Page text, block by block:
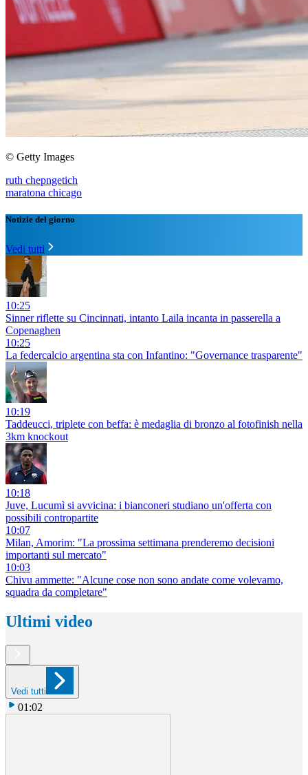
© Getty Images
ruth chepngetich
maratona chicago
Notizie del giorno
Vedi tutti
10:25
Sinner riflette su Cincinnati, intanto Laila incanta in passerella a
Copenaghen
10:25
La federcalcio argentina sta con Infantino: "Governance trasparente"
10:19
Taddeucci, triplete con beffa: è medaglia di bronzo al fotofinish nella
3km knockout
10:18
Juve, Lucumì si avvicina: i bianconeri studiano un'offerta con
possibili contropartite
10:07
Milan, Amorim: "La prossima settimana prenderemo decisioni
importanti sul mercato"
10:03
Chivu ammette: "Alcune cose non sono andate come volevamo,
squadra da completare"
Ultimi video
Vedi tutti
01:02